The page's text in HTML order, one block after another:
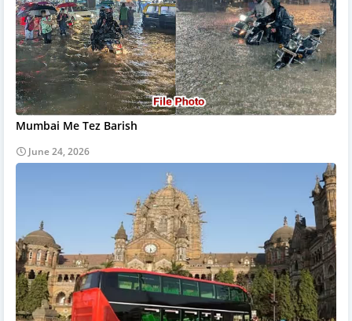
Mumbai Me Tez Barish
June 24, 2026